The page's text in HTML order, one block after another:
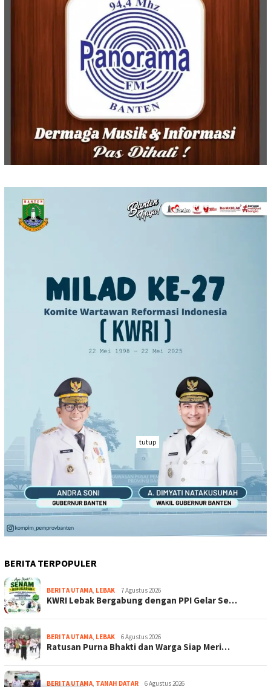
BERITA TERPOPULER
BERITA UTAMA, LEBAK 7 Agustus 2026
KWRI Lebak Bergabung dengan PPI Gelar Se…
BERITA UTAMA, LEBAK 6 Agustus 2026
Ratusan Purna Bhakti dan Warga Siap Meri…
BERITA UTAMA, TANAH DATAR 6 Agustus 2026
tutup